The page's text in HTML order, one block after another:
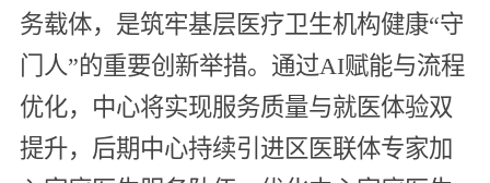
务载体，是筑牢基层医疗卫生机构健康“守
门人”的重要创新举措。通过AI赋能与流程
优化，中心将实现服务质量与就医体验双
提升，后期中心持续引进区医联体专家加